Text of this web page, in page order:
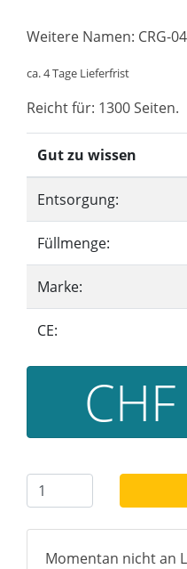
Weitere Namen: CRG-
ca. 4 Tage Lieferfrist
Reicht für: 1300 Seiten.
Gut zu wissen
Entsorgung:
Füllmenge:
Marke:
CE:
Momentan nicht an